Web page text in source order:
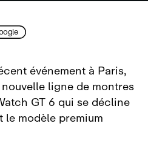
événement à Paris,
ligne de montres
GT 6 qui se décline
le modèle premium